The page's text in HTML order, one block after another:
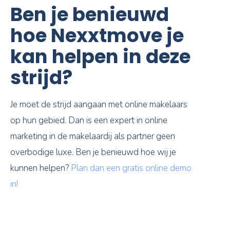
Ben je benieuwd
hoe Nexxtmove je
kan helpen in deze
strijd?
Je moet de strijd aangaan met online makelaars
op hun gebied. Dan is een expert in online
marketing in de makelaardij als partner geen
overbodige luxe. Ben je benieuwd hoe wij je
kunnen helpen? Plan dan een gratis online demo
in!